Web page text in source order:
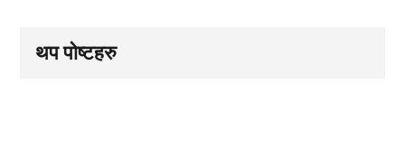
थप पोष्टहरु